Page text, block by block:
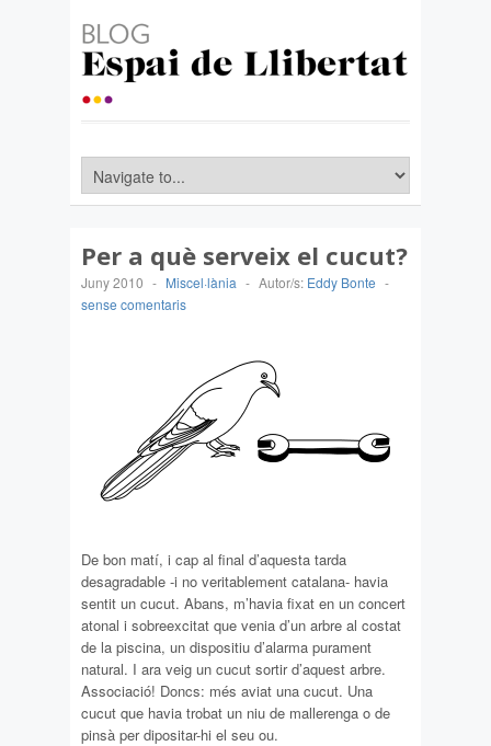
Per a què serveix el cucut?
Juny 2010 - Miscel·lània - Autor/s: Eddy Bonte -
sense comentaris
De bon matí, i cap al final d’aquesta tarda
desagradable -i no veritablement catalana- havia
sentit un cucut. Abans, m’havia fixat en un concert
atonal i sobreexcitat que venia d’un arbre al costat
de la piscina, un dispositiu d’alarma purament
natural. I ara veig un cucut sortir d’aquest arbre.
Associació! Doncs: més aviat una cucut. Una
cucut que havia trobat un niu de mallerenga o de
pinsà per dipositar-hi el seu ou.